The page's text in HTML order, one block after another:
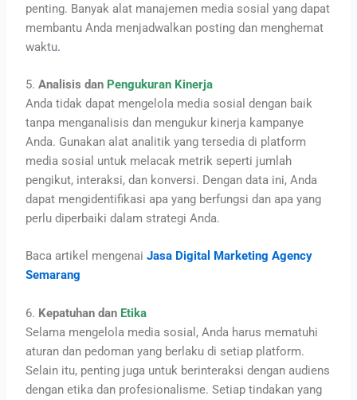
penting. Banyak alat manajemen media sosial yang dapat
membantu Anda menjadwalkan posting dan menghemat
waktu.
5.Analisis dan Pengukuran Kinerja
Anda tidak dapat mengelola media sosial dengan baik
tanpa menganalisis dan mengukur kinerja kampanye
Anda. Gunakan alat analitik yang tersedia di platform
media sosial untuk melacak metrik seperti jumlah
pengikut, interaksi, dan konversi. Dengan data ini, Anda
dapat mengidentifikasi apa yang berfungsi dan apa yang
perlu diperbaiki dalam strategi Anda.
Baca artikel mengenaiJasa Digital Marketing Agency
Semarang
6. Kepatuhan dan Etika
Selama mengelola media sosial, Anda harus mematuhi
aturan dan pedoman yang berlaku di setiap platform.
Selain itu, penting juga untuk berinteraksi dengan audiens
dengan etika dan profesionalisme. Setiap tindakan yang